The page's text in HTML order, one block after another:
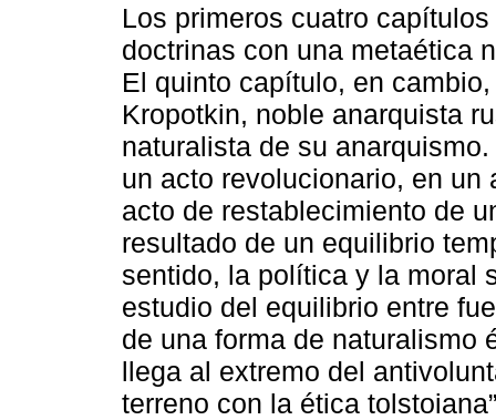
Los primeros cuatro
doctrinas con una metaética
El quinto capítulo, en
Kropotkin, noble anarquista
naturalista de su
un acto revolucionario, en
acto de restablecimiento de
resultado de un equilibrio
sentido, la política y la moral
estudio del equilibrio entre
de una forma de naturalismo
llega al extremo del
terreno con la ética